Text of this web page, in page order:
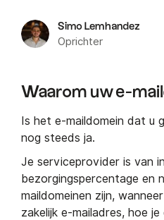
Simo Lemhandez
Oprichter
Waarom uw e-
Is het e-maildomein dat u
nog steeds ja.
Je serviceprovider is van
bezorgingspercentage en
maildomeinen zijn,
zakelijk e-mailadres, hoe